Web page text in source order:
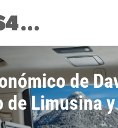
de
de Limusina y